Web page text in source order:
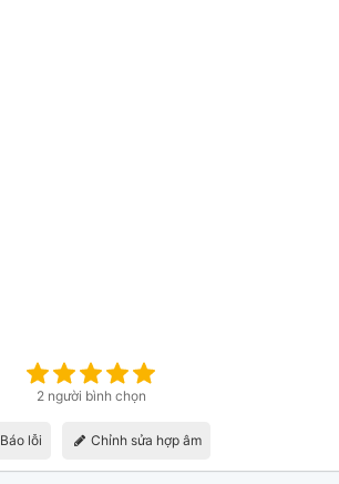
2 người bình chọn
Báo lỗi Chỉnh sửa hợp âm